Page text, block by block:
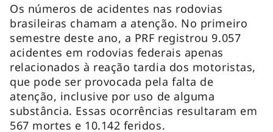
Os números de acidentes nas rodovias
brasileiras chamam a atenção. No primeiro
semestre deste ano, a PRF registrou 9.057
acidentes em rodovias federais apenas
relacionados à reação tardia dos motoristas,
que pode ser provocada pela falta de
atenção, inclusive por uso de alguma
substância. Essas ocorrências resultaram em
567 mortes e 10.142 feridos.